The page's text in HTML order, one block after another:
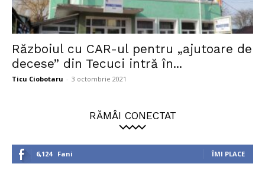
Războiul cu CAR-ul pentru „ajutoare de
decese” din Tecuci intră în...
Ticu Ciobotaru - 3 octombrie 2021
RĂMÂI CONECTAT
6,124 Fani ÎMI PLACE